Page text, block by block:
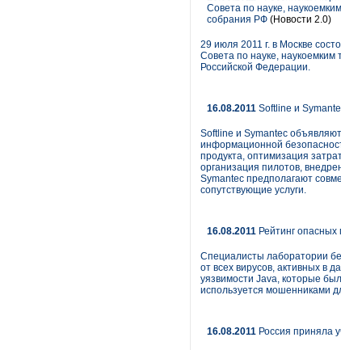
Совета по науке,
собрания РФ (Новости 2.0)
29 июля 2011 г. в Москве
Совета по науке,
Российской Федерации.
16.08.2011 Softline и
Softline и Symantec
информационной
продукта, оптимизация
организация пилотов,
Symantec предполагают
сопутствующие услуги.
16.08.2011 Рейтинг
Специалисты лаборатории
от всех вирусов, активных в
уязвимости Java, которые
используется мошенниками
16.08.2011 Россия приняла